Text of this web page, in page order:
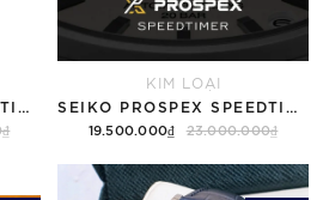
KIM LOẠI
19.500.000₫ 23.000.000₫